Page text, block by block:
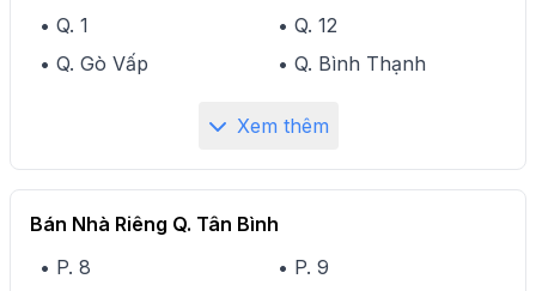
• Q. 1
• Q. 12
• Q. Gò Vấp
• Q. Bình Thạnh
Xem thêm
Bán Nhà Riêng Q. Tân Bình
• P. 8
• P. 9